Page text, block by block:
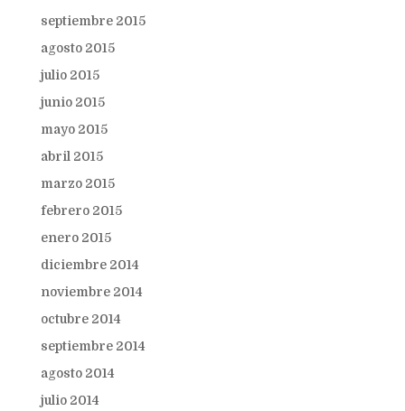
septiembre 2015
agosto 2015
julio 2015
junio 2015
mayo 2015
abril 2015
marzo 2015
febrero 2015
enero 2015
diciembre 2014
noviembre 2014
octubre 2014
septiembre 2014
agosto 2014
julio 2014